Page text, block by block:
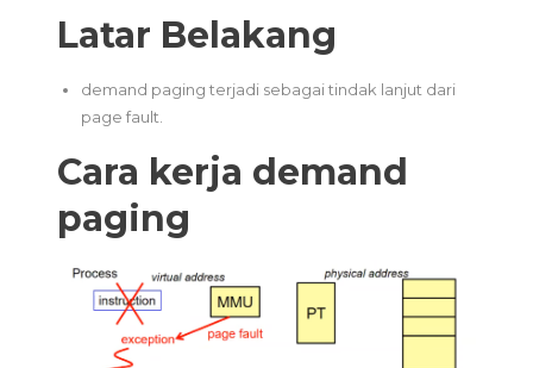
Latar Belakang
demand paging terjadi sebagai tindak lanjut dari
page fault.
Cara kerja demand
paging